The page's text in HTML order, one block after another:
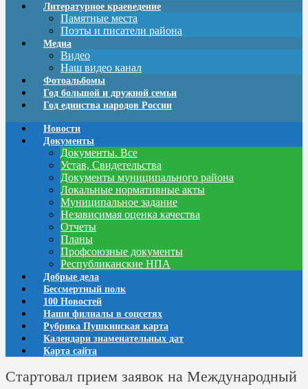
Литературное краеведение
Памятные места
Поэты и писатели района
Медиа
Видео
Наш видео канал
Фотоальбомы
Год большой и дружной семьи
Год единства народов России
Новости
Документы
Документы. Все
Устав, Свидетельства
Документы муниципального района
Локальные нормативные акты
Муниципальное задание
Независимая оценка качества
Отчеты
Планы
Профсоюзные документы
Республиканские НПА
Добрые дела
Бессмертный полк
100 Новостей
Наши филиалы в соцсетях
Рубрика Пушкинская карта
Календари знаменательных дат
Карта сайта
Стартовал прием заявок на Международный